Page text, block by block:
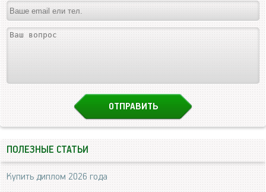
ПОЛЕЗНЫЕ СТАТЬИ
Купить диплом 2026 года